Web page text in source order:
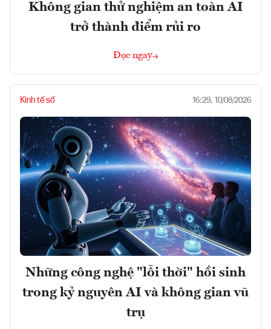
Không gian thử nghiệm an toàn AI
trở thành điểm rủi ro
Đọc ngay
Kinh tế số 16:29, 10/08/2026
Những công nghệ "lỗi thời" hồi sinh
trong kỷ nguyên AI và không gian vũ
trụ